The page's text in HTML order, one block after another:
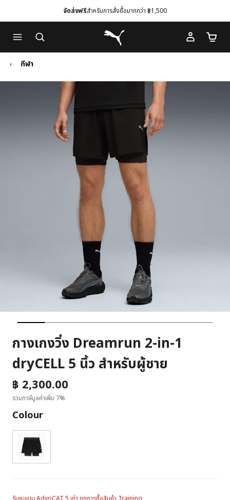
to
Main
content
to
Footer
Content
จัดส่งฟรีสำหรับการสั่งซื้อมากกว่า ฿1,500
Puma โฮม
จำนว
กีฬา
กางเกงวิ่ง Dreamrun 2-in-1
dryCELL 5 นิ้ว สำหรับผู้ชาย
฿ 2,300.00
รวมภาษีมูลค่าเพิ่ม 7%
Colour